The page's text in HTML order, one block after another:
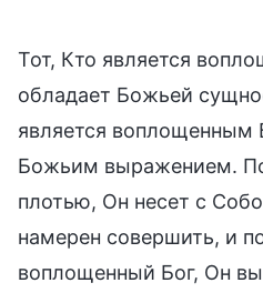
Тот, Кто является
обладает Божьей
является воплощенным
Божьим выражением.
плотью, Он несет с
намерен совершить, и
воплощенный Бог, Он